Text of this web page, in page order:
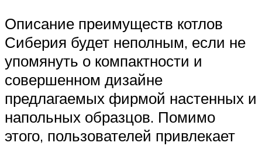
Описание преимуществ котлов
Сиберия будет неполным, если не
упомянуть о компактности и
совершенном дизайне
предлагаемых фирмой настенных и
напольных образцов. Помимо
этого, пользователей привлекает